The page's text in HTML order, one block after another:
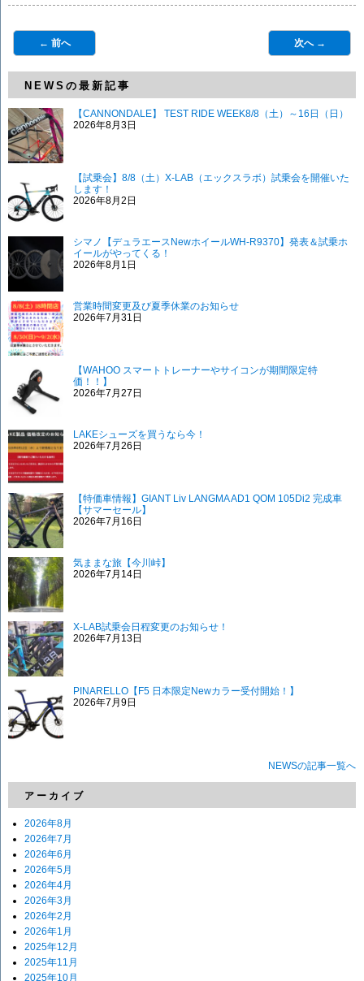
← 前へ 次へ →
NEWSの最新記事
【CANNONDALE】 TEST RIDE WEEK8/8（土）～16日（日）
2026年8月3日
【試乗会】8/8（土）X-LAB（エックスラボ）試乗会を開催いた
します！
2026年8月2日
シマノ【デュラエースNewホイールWH-R9370】発表＆試乗ホ
イールがやってくる！
2026年8月1日
営業時間変更及び夏季休業のお知らせ
2026年7月31日
【WAHOO スマートトレーナーやサイコンが期間限定特
価！！】
2026年7月27日
LAKEシューズを買うなら今！
2026年7月26日
【特価車情報】GIANT Liv LANGMA AD1 QOM 105Di2 完成車
【サマーセール】
2026年7月16日
気ままな旅【今川峠】
2026年7月14日
X-LAB試乗会日程変更のお知らせ！
2026年7月13日
PINARELLO【F5 日本限定Newカラー受付開始！】
2026年7月9日
NEWSの記事一覧へ
アーカイブ
2026年8月
2026年7月
2026年6月
2026年5月
2026年4月
2026年3月
2026年2月
2026年1月
2025年12月
2025年11月
2025年10月